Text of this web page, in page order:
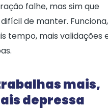
falhe, mas sim que
de manter. Funciona,
tempo, mais validações
mais,
depressa